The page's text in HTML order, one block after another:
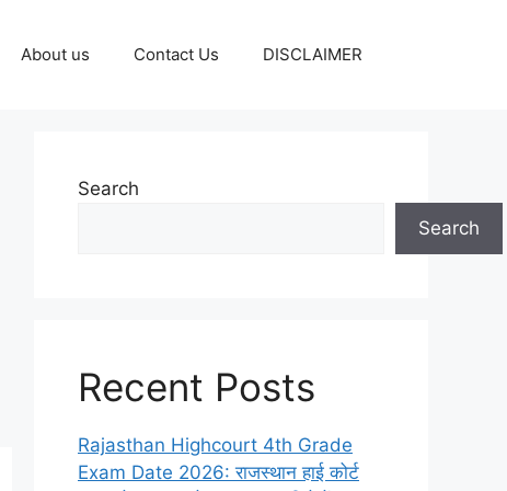
About us Contact Us DISCLAIMER
Search
Search
Recent Posts
Rajasthan Highcourt 4th Grade
Exam Date 2026: राजस्थान हाई कोर्ट